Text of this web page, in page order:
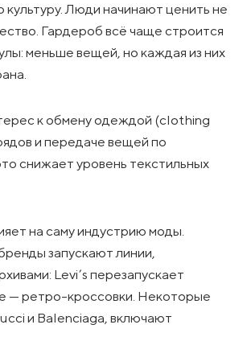
Люди начинают ценить не
Гардероб всё чаще строится
меньше вещей, но каждая из них
к обмену одеждой (clothing
и передаче вещей по
снижает уровень текстильных
на саму индустрию моды.
запускают линии,
Levi’s перезапускает
— ретро-кроссовки. Некоторые
и Balenciaga, включают